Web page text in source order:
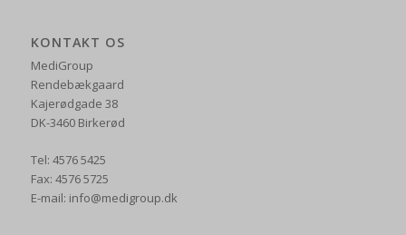
KONTAKT OS
MediGroup
Rendebækgaard
Kajerødgade 38
DK-3460 Birkerød
Tel: 4576 5425
Fax: 4576 5725
E-mail: info@medigroup.dk